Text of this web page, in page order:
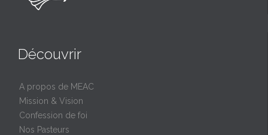
Découvrir
A propos de MEAC
Mission & Vision
Confession de foi
Nos Pasteurs